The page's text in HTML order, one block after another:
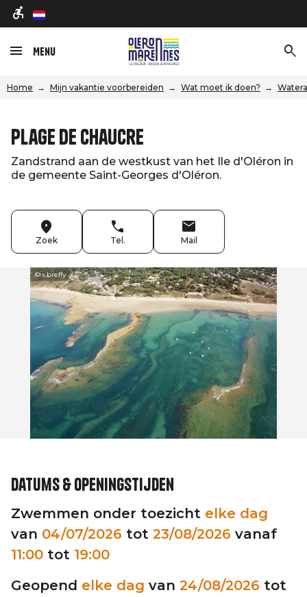
nl
Menu
Home Mijn vakantie voorbereiden Wat moet ik doen?
Plage de Chaucre
Zandstrand aan de westkust van het Ile d'Oléron in
de gemeente Saint-Georges d'Oléron.
Zoek Tel. Mail
© s.breffy
Datums & openingstijden
Zwemmen onder toezicht elke dag
van 04/07/2026 tot 23/08/2026 vanaf
11:00 tot 19:00
Geopend elke dag van 24/08/2026 tot